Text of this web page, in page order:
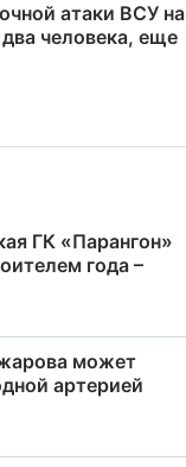
атаки ВСУ на
человека, еще
ГК «Парангон»
года –
может
артерией